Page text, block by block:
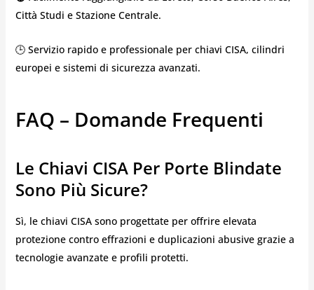
Città Studi e Stazione Centrale.
🕒 Servizio rapido e professionale per chiavi CISA, cilindri
europei e sistemi di sicurezza avanzati.
FAQ – Domande Frequenti
Le Chiavi CISA Per Porte Blindate
Sono Più Sicure?
Sì, le chiavi CISA sono progettate per offrire elevata
protezione contro effrazioni e duplicazioni abusive grazie a
tecnologie avanzate e profili protetti.